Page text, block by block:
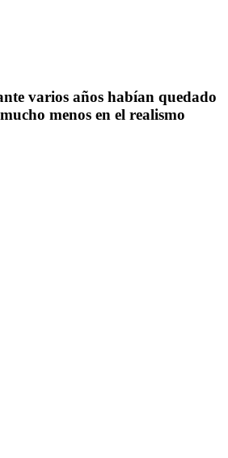
varios años habían quedado
menos en el realismo